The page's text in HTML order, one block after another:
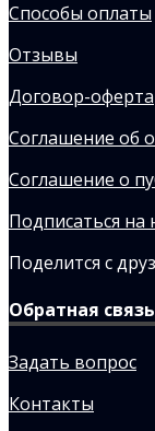
Способы оплаты
Отзывы
Договор-оферта
Соглашение об
Соглашение о
Подписаться на
Поделится с
Обратная связь
Задать вопрос
Контакты